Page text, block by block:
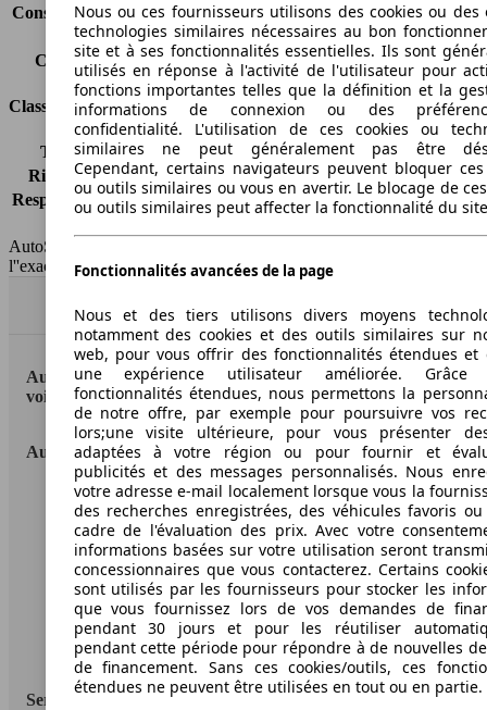
Consommation (combinée)* 5.2 l/100km
Classe d'émissions
Euro 5
Capacité du réservoir
60 l
Classes d'assurance
Tous risques
-
Risques partiels
-
Responsabilité civile -
n.c./n.c.
AutoScout24 France SAS décline toute responsabilité concernant
l''exactitude des indications fournies.
Haut
AutoScout24: la plus grande plateforme en ligne de
voitures en Europe
AutoScout24
A propos d'AutoScout24
Conditions d'utilisation
Informations légales
Protection des données
Accessibility Statement
Service
Nous ou ces fournisseurs utilisons des cookies ou des
technologies similaires nécessaires au bon
site et à ses fonctionnalités essentielles. Ils sont
utilisés en réponse à l'activité de l'utilisateur pour
fonctions importantes telles que la définition et la
informations de connexion ou des
confidentialité. L'utilisation de ces cookies ou
similaires ne peut généralement pas être
Cependant, certains navigateurs peuvent bloquer ces
ou outils similaires ou vous en avertir. Le blocage de
ou outils similaires peut affecter la fonctionnalité du
Fonctionnalités avancées de la page
Nous et des tiers utilisons divers moyens
notamment des cookies et des outils similaires sur
web, pour vous offrir des fonctionnalités étendues et
une expérience utilisateur améliorée.
fonctionnalités étendues, nous permettons la
de notre offre, par exemple pour poursuivre vos
lors;une visite ultérieure, pour vous présenter
adaptées à votre région ou pour fournir et
publicités et des messages personnalisés. Nous
votre adresse e-mail localement lorsque vous la
des recherches enregistrées, des véhicules favoris
cadre de l'évaluation des prix. Avec votre
informations basées sur votre utilisation seront
concessionnaires que vous contacterez. Certains
sont utilisés par les fournisseurs pour stocker les
que vous fournissez lors de vos demandes de
pendant 30 jours et pour les réutiliser
pendant cette période pour répondre à de nouvelles
de financement. Sans ces cookies/outils, ces
étendues ne peuvent être utilisées en tout ou en partie.